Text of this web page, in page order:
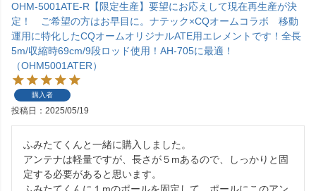
OHM-5001ATE-R【限定生産】要望にお応えして現在再生産が決
定！ ご希望の方はお早目に。ナテック×CQオームコラボ 移動
運用に特化したCQオームオリジナルATE用エレメントです！全長
5m/収縮時69cm/9段ロッド使用！AH-705に最適！
（OHM5001ATER）
購入者
投稿日 2025/05/19
ふみたてくんと一緒に購入しました。
アンテナは軽量ですが、長さが５mあるので、しっかりと固
定する必要があると思います。